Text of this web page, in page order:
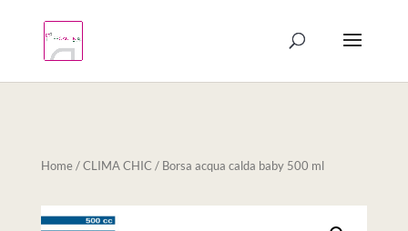
Home/CLIMA CHIC / Borsa acqua calda baby 500 ml